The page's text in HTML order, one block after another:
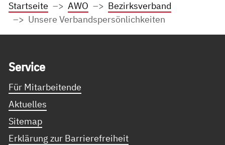
Startseite
AWO
Bezirksverband
Unsere Verbandspersönlichkeiten
Ser­vice
Für Mitarbeitende
Aktuelles
Sitemap
Erklärung zur Barrierefreiheit